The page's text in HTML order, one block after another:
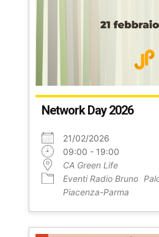
Network Day 2026
21/02/2026
09:00 - 19:00
CA Green Life
Eventi Radio Bruno
Piacenza-Parma